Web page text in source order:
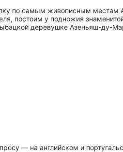
по самым живописным местам
постоим у подножия
деревушке Азеньяш-ду-
— на английском и